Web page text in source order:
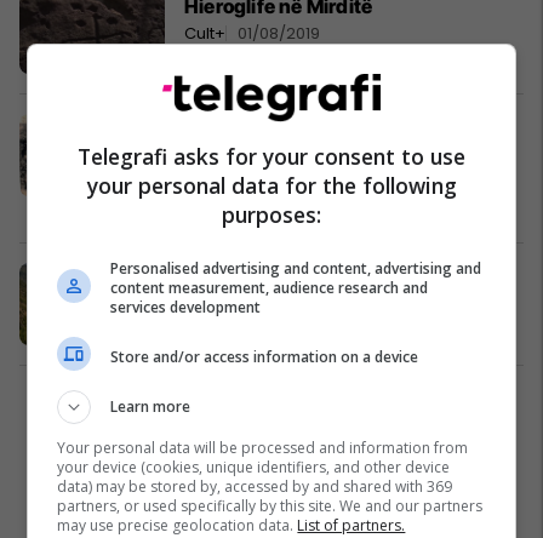
Hieroglife në Mirditë
Cult+ 01/08/2019
Tradita shqiptare e Mirditës: Njëri
nga 11 krushqit duhej të ishte
këngëtar
Cult+ 06/04/2019
Mirditë, hapen 38 shtigje të reja
turistike
Telegrafi asks for your consent to use
your personal data for the following
purposes:
Personalised advertising and content, advertising and
content measurement, audience research and
services development
Store and/or access information on a device
Learn more
Your personal data will be processed and information from
your device (cookies, unique identifiers, and other device
data) may be stored by, accessed by and shared with 369
partners, or used specifically by this site. We and our partners
may use precise geolocation data. List of partners.